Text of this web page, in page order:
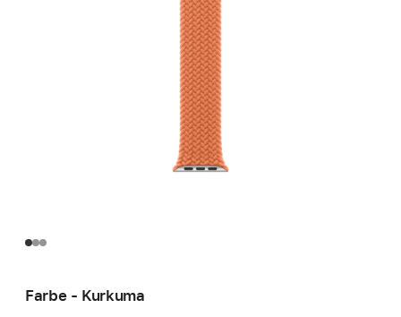
Farbe - Kurkuma